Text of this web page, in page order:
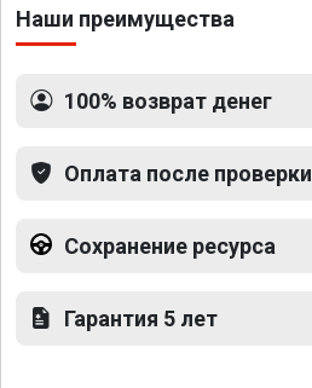
Наши преимущества
100% возврат денег
Оплата после проверки
Сохранение ресурса
Гарантия 5 лет